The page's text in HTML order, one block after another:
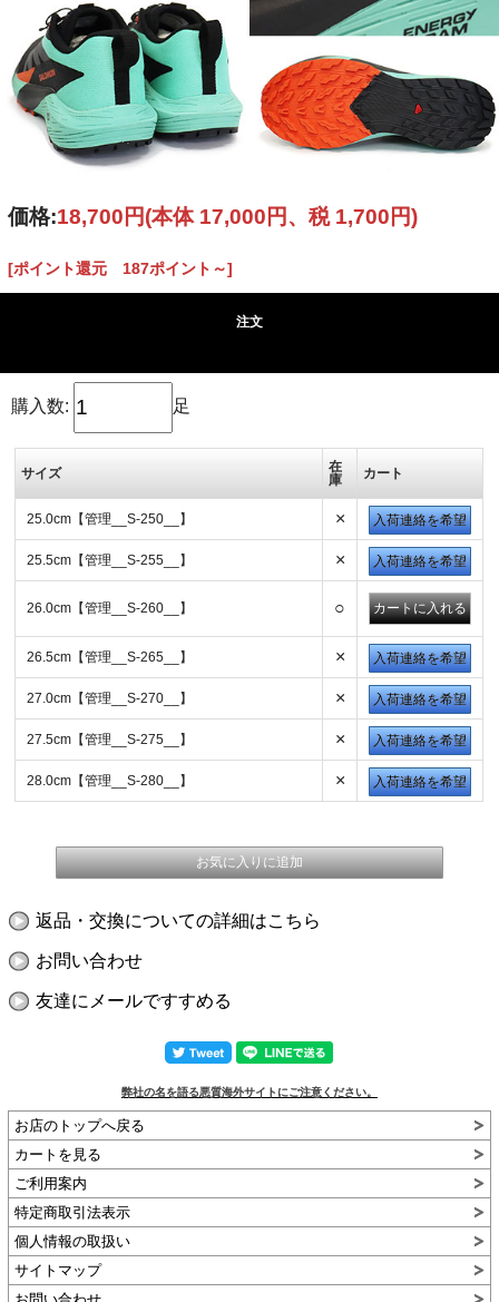
価格:18,700円(本体 17,000円、税 1,700円)
[ポイント還元 187ポイント～]
注文
購入数: 足
サイズ
在
庫
カート
25.0cm【管理__S-250__】 × 入荷連絡を希望
25.5cm【管理__S-255__】 × 入荷連絡を希望
26.0cm【管理__S-260__】 ○
26.5cm【管理__S-265__】 × 入荷連絡を希望
27.0cm【管理__S-270__】 × 入荷連絡を希望
27.5cm【管理__S-275__】 × 入荷連絡を希望
28.0cm【管理__S-280__】 × 入荷連絡を希望
返品・交換についての詳細はこちら
お問い合わせ
友達にメールですすめる
弊社の名を語る悪質海外サイトにご注意ください。
お店のトップへ戻る
カートを見る
ご利用案内
特定商取引法表示
個人情報の取扱い
サイトマップ